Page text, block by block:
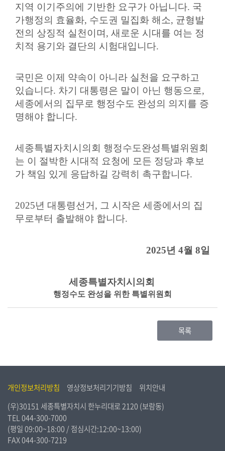
지역 이기주의에 기반한 요구가 아닙니다. 국
가행정의 효율화, 수도권 밀집화 해소, 균형발
전의 상징적 실천이며 , 새로운 시대를 여는 정
치적 용기와 결단의 시험대입니다.
국민은 이제 약속이 아니라 실천을 요구하고
있습니다. 차기 대통령은 말이 아닌 행동으로,
세종에서의 집무로 행정수도 완성의 의지를 증
명해야 합니다.
세종특별자치시의회 행정수도완성특별위원회
는 이 절박한 시대적 요청에 모든 정당과 후보
가 책임 있게 응답하길 강력히 촉구합니다.
2025년 대통령선거 , 그 시작은 세종에서의 집
무로부터 출발해야 합니다.
2025년 4월 8일
세종특별자치시의회
행정수도 완성을 위한 특별위원회
목록
개인정보처리방침 영상정보처리기기방침
위치안내
(우)30151 세종특별자치시 한누리대로 2120 (보람동)
TEL044-300-7000
(평일 09:00~18:00 / 점심시간:12:00~13:00)
FAX 044-300-7219